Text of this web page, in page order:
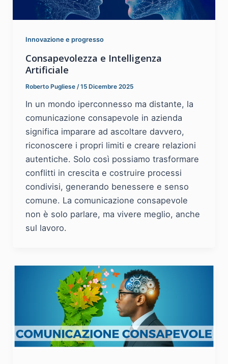
Innovazione e progresso
Consapevolezza e Intelligenza
Artificiale
Roberto Pugliese /15 Dicembre 2025
In un mondo iperconnesso ma distante, la
comunicazione consapevole in azienda
significa imparare ad ascoltare davvero,
riconoscere i propri limiti e creare relazioni
autentiche. Solo così possiamo trasformare
conflitti in crescita e costruire processi
condivisi, generando benessere e senso
comune. La comunicazione consapevole
non è solo parlare, ma vivere meglio, anche
sul lavoro.